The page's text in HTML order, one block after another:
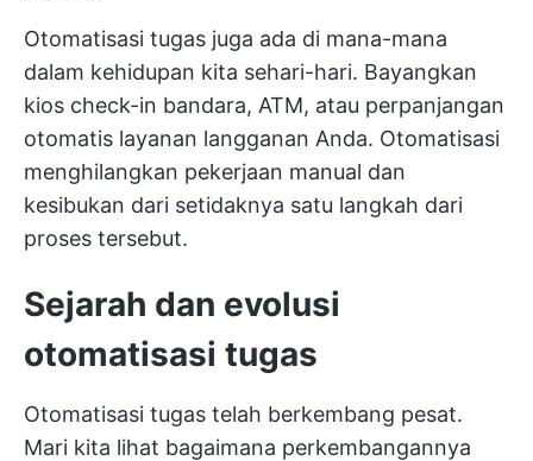
Otomatisasi tugas juga ada di mana-mana
dalam kehidupan kita sehari-hari. Bayangkan
kios check-in bandara, ATM, atau perpanjangan
otomatis layanan langganan Anda. Otomatisasi
menghilangkan pekerjaan manual dan
kesibukan dari setidaknya satu langkah dari
proses tersebut.
Sejarah dan evolusi
otomatisasi tugas
Otomatisasi tugas telah berkembang pesat.
Mari kita lihat bagaimana perkembangannya